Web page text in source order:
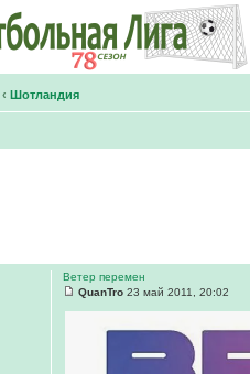
‹ Шотландия
Ветер перемен
QuanTro 23 май 2011, 20:02